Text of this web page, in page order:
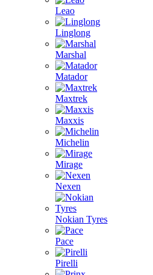
Leao
Linglong
Marshal
Matador
Maxtrek
Maxxis
Michelin
Mirage
Nexen
Nokian Tyres
Pace
Pirelli